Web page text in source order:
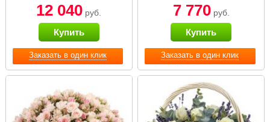
Заказать в один клик
12 040 руб.
Купить
Заказать в один клик
7 770руб.
Купить